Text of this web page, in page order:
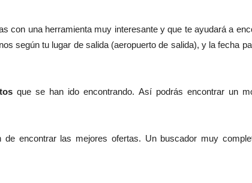
con una herramienta muy interesante y que te ayudará a
según tu lugar de salida (aeropuerto de salida), y la fecha
que se han ido encontrando. Así podrás encontrar un
encontrar las mejores ofertas. Un buscador muy